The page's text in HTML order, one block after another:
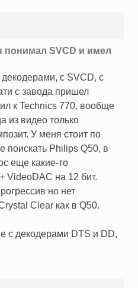
понимал SVCD и имел
с SVCD, с
с завода пришел
к Technics 770, вообще
из видео только
У меня стоит по
Philips Q50, в
еще какие-то
VideoDAC на 12 бит.
но нет
Clear как в Q50.
с декодерами DTS и DD,